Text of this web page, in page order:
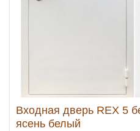
Входная дверь REX 5
ясень белый